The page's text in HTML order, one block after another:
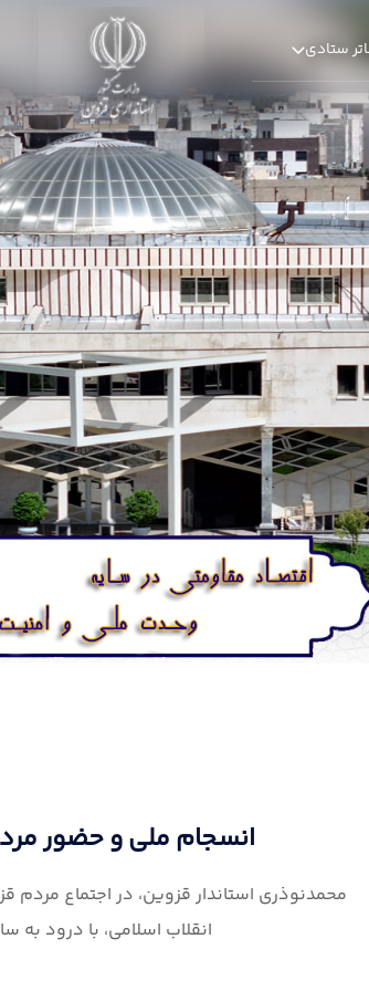
ستادی
تاکید استاندار قزوین
محمد نوذری استاندار قزوین در دیدار با
کشور، ضمن بررسی چالش‌های